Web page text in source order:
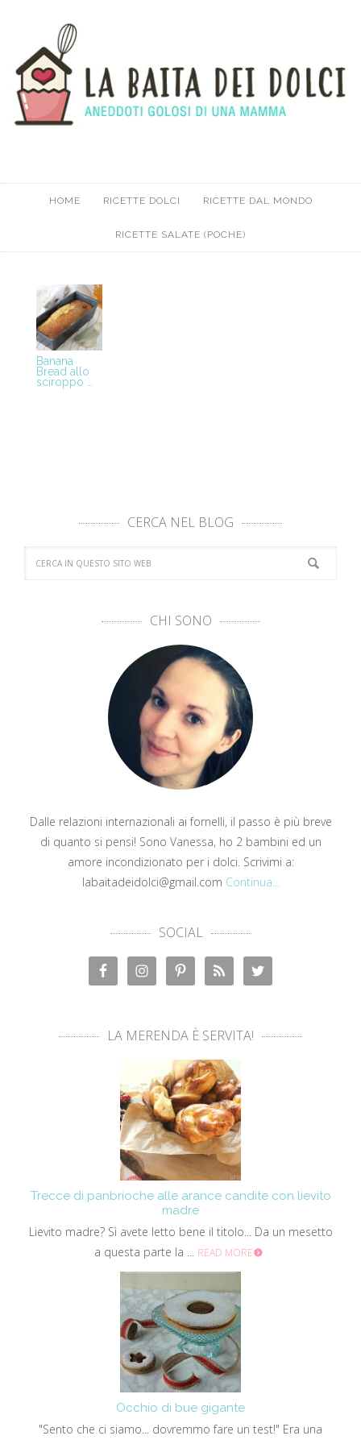
HOME RICETTE DOLCI RICETTE DAL MONDO
RICETTE SALATE (POCHE)
Banana
Bread allo
sciroppo …
CERCA NEL BLOG
CHI SONO
Dalle relazioni internazionali ai fornelli, il passo è più breve
di quanto si pensi! Sono Vanessa, ho 2 bambini ed un
amore incondizionato per i dolci. Scrivimi a:
labaitadeidolci@gmail.com Continua...
SOCIAL
LA MERENDA È SERVITA!
Trecce di panbrioche alle arance candite con lievito
madre
Lievito madre? Sì avete letto bene il titolo... Da un mesetto
a questa parte la ... READ MORE
Occhio di bue gigante
"Sento che ci siamo... dovremmo fare un test!" Era una